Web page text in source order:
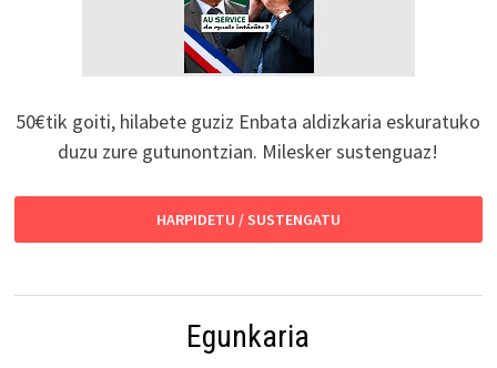
50€tik goiti, hilabete guziz Enbata aldizkaria eskuratuko
duzu zure gutunontzian. Milesker sustenguaz!
HARPIDETU / SUSTENGATU
Egunkaria